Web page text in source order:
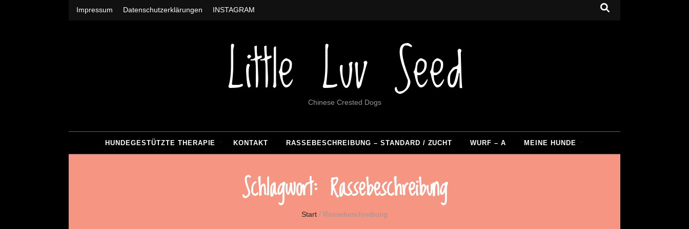
Impressum Datenschutzerklärungen INSTAGRAM
Little Luv Seed
Chinese Crested Dogs
HUNDEGESTÜTZTE THERAPIE KONTAKT RASSEBESCHREIBUNG – STANDARD / ZUCHT WURF – A MEINE HUNDE
Schlagwort: Rassebeschreibung
Start / Rassebeschreibung